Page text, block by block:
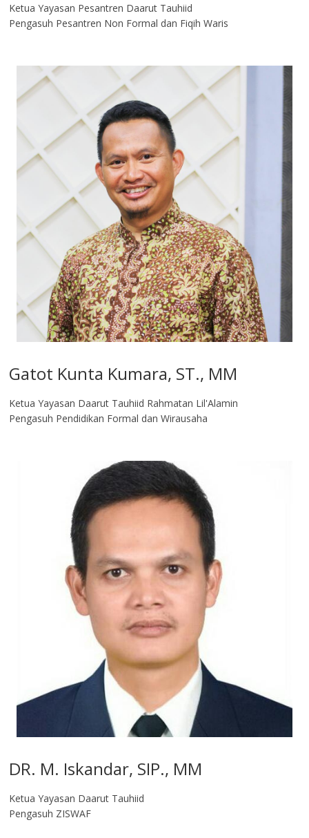
Ketua Yayasan Pesantren Daarut Tauhiid
Pengasuh Pesantren Non Formal dan Fiqih Waris
Gatot Kunta Kumara, ST., MM
Ketua Yayasan Daarut Tauhiid Rahmatan Lil'Alamin
Pengasuh Pendidikan Formal dan Wirausaha
DR. M. Iskandar, SIP., MM
Ketua Yayasan Daarut Tauhiid
Pengasuh ZISWAF